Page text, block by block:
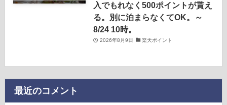
入でもれなく500ポイントが貰え
る。別に泊まらなくてOK。～
8/24 10時。
2026年8月9日 楽天ポイント
最近のコメント